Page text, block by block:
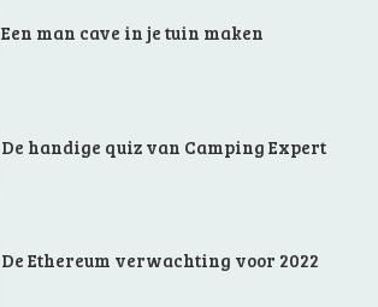
Een man cave in je tuin maken
De handige quiz van Camping Expert
De Ethereum verwachting voor 2022